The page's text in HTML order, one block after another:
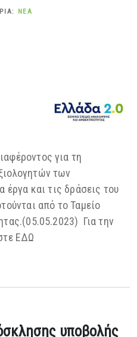
ΝΈΑ
για τη
των
έργα και τις δράσεις του
από το Ταμείο
Για την
ΕΔΩ
υποβολής